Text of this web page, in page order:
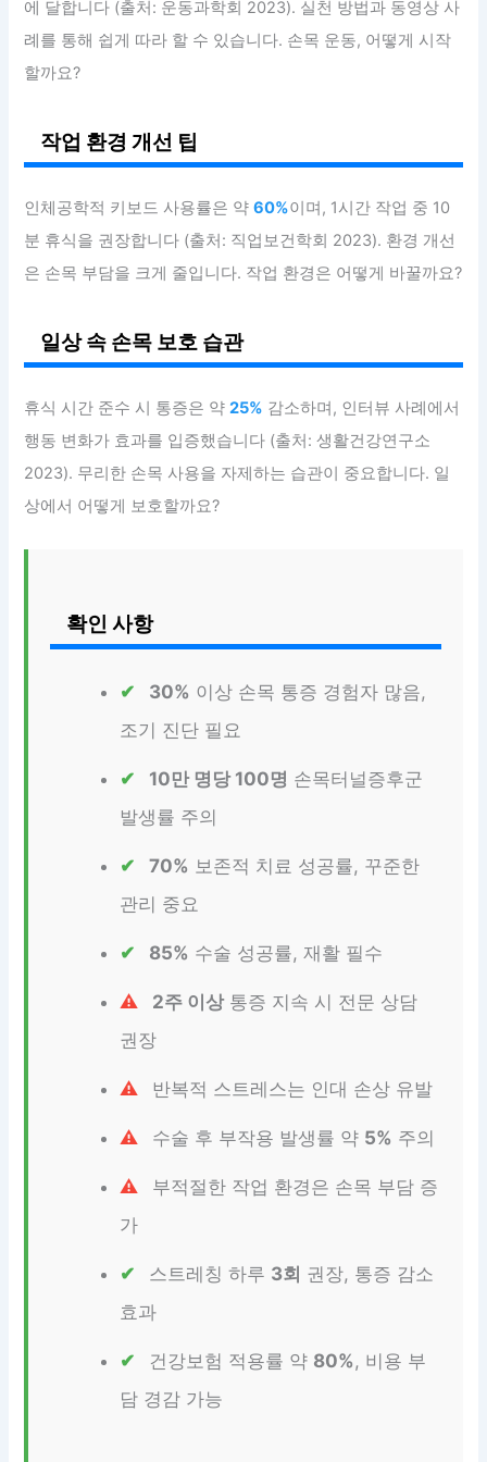
에 달합니다 (출처: 운동과학회 2023). 실천 방법과 동영상 사
례를 통해 쉽게 따라 할 수 있습니다. 손목 운동, 어떻게 시작
할까요?
작업 환경 개선 팁
인체공학적 키보드 사용률은 약60%이며, 1시간 작업 중 10
분 휴식을 권장합니다 (출처: 직업보건학회 2023). 환경 개선
은 손목 부담을 크게 줄입니다. 작업 환경은 어떻게 바꿀까요?
일상 속 손목 보호 습관
휴식 시간 준수 시 통증은 약25% 감소하며, 인터뷰 사례에서
행동 변화가 효과를 입증했습니다 (출처: 생활건강연구소
2023). 무리한 손목 사용을 자제하는 습관이 중요합니다. 일
상에서 어떻게 보호할까요?
확인 사항
30% 이상 손목 통증 경험자 많음,
조기 진단 필요
10만 명당 100명 손목터널증후군
발생률 주의
70% 보존적 치료 성공률, 꾸준한
관리 중요
85% 수술 성공률, 재활 필수
2주 이상통증 지속 시 전문 상담
권장
반복적 스트레스는 인대 손상 유발
수술 후 부작용 발생률 약 5% 주의
부적절한 작업 환경은 손목 부담 증
가
스트레칭 하루 3회 권장, 통증 감소
효과
건강보험 적용률 약 80%, 비용 부
담 경감 가능